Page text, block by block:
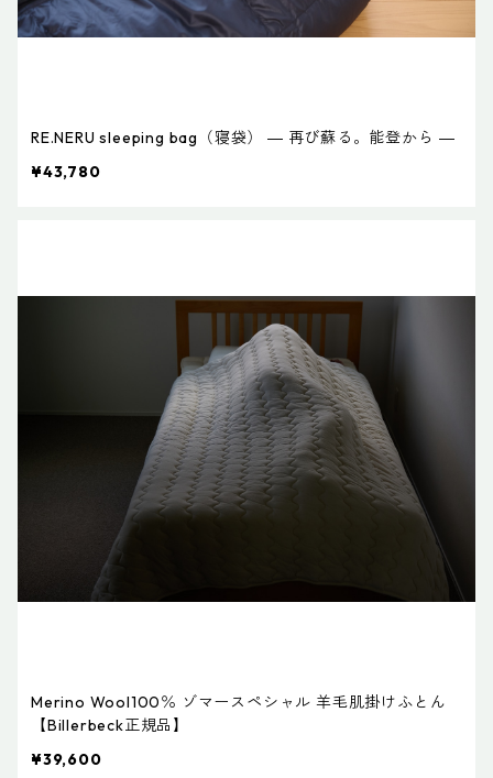
RE.NERU sleeping bag（寝袋） ― 再び蘇る。能登から ―
¥43,780
Merino Wool100％ ゾマースペシャル 羊毛肌掛けふとん
【Billerbeck正規品】
¥39,600